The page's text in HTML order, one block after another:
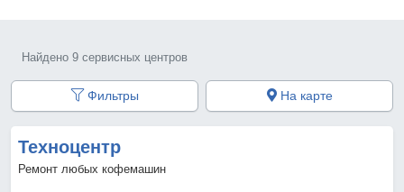
Найдено 9 сервисных центров
Фильтры На карте
Техноцентр
Ремонт любых кофемашин